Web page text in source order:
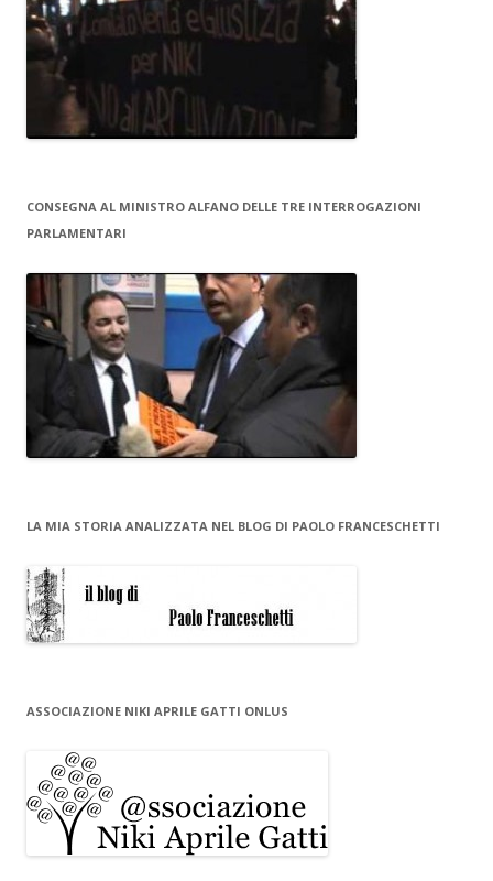
CONSEGNA AL MINISTRO ALFANO DELLE TRE INTERROGAZIONI
PARLAMENTARI
LA MIA STORIA ANALIZZATA NEL BLOG DI PAOLO FRANCESCHETTI
ASSOCIAZIONE NIKI APRILE GATTI ONLUS